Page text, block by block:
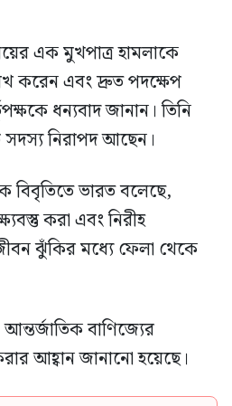
এক মুখপাত্র হামলাকে
করেন এবং দ্রুত পদক্ষেপ
ধন্যবাদ জানান। তিনি
নিরাপদ আছেন।
বিবৃতিতে ভারত বলেছে,
করা এবং নিরীহ
ঝুঁকির মধ্যে ফেলা থেকে
বাণিজ্যের
আহ্বান জানানো হয়েছে।